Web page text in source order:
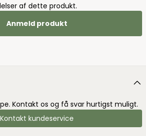
af dette produkt.
Anmeld produkt
Kontakt os og få svar hurtigst muligt.
Kontakt kundeservice